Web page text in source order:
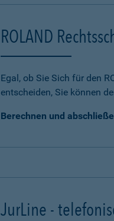
ROLAND
Egal, ob Sie Sich für den
entscheiden, Sie können
Berechnen und
JurLine -